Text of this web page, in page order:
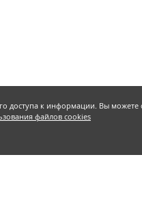
доступа к информации. Вы
файлов cookies